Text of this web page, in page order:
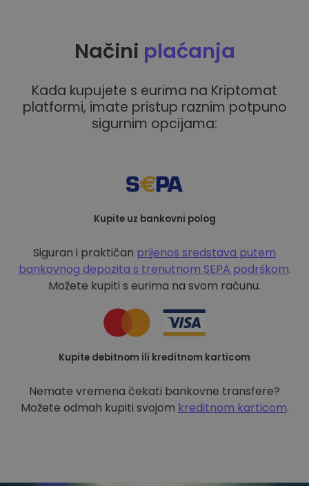
Načini plaćanja
Kada kupujete s eurima na Kriptomat
platformi, imate pristup raznim potpuno
sigurnim opcijama:
Kupite uz bankovni polog
Siguran i praktičan prijenos sredstava putem
bankovnog depozita s trenutnom SEPA podrškom.
Možete kupiti s eurima na svom računu.
Kupite debitnom ili kreditnom karticom
Nemate vremena čekati bankovne transfere?
Možete odmah kupiti svojom kreditnom karticom.